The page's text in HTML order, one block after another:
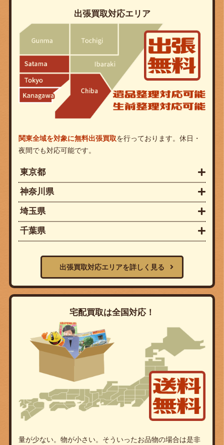
出張買取対応エリア
関東全域を対象に無料出張買取を行っております。休日・
夜間でも対応可能です。
東京都
神奈川県
埼玉県
千葉県
出張買取対応エリアを詳しく見る
宅配買取は全国対応！
量が少ない。物が小さい。そういったお品物の場合は是非